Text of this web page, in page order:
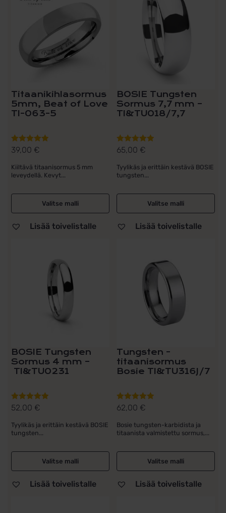
Titaanikihlasormus
5mm, Beat of Love
TI-063-5
Arvostelu
5.00/ 5
39,00 €
Kiiltävä titaanisormus 5 mm
leveydellä. Kevyt...
Valitse malli
tuotteen
Lisää toivelistalle
BOSIE Tungsten
Sormus 7,7 mm –
TI&TU018/7,7
Arvostelu
5.00/ 5
65,00 €
Tyylikäs ja erittäin kestävä BOSIE
tungsten...
Valitse malli
muunnelma.
Lisää toivelistalle
BOSIE Tungsten
Sormus 4 mm –
TI&TU0231
Arvostelu
5.00/ 5
52,00 €
Tyylikäs ja erittäin kestävä BOSIE
tungsten...
Valitse malli
Lisää toivelistalle
Tungsten -
titaanisormus
Bosie TI&TU316J/7
Arvostelu
5.00/ 5
62,00 €
Bosie tungsten-karbidista ja
titaanista valmistettu sormus,...
Valitse malli
muunnelma.
Lisää toivelistalle